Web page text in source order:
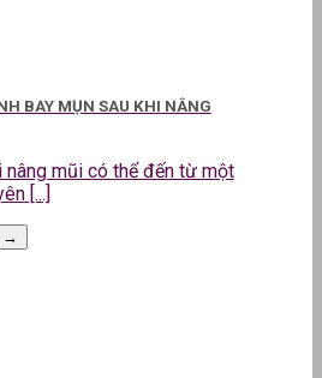
BAY MỤN SAU KHI NÂNG
nâng mũi có thể đến từ một
[...]
→